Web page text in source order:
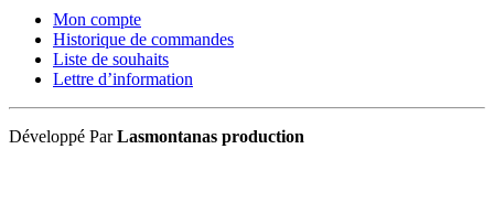
Mon compte
Historique de commandes
Liste de souhaits
Lettre d’information
Développé ParLasmontanas production